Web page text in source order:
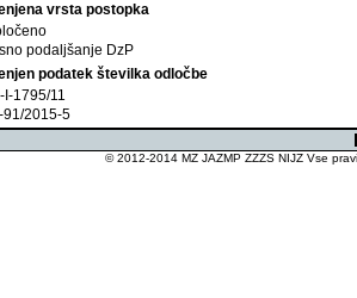
vrsta postopka
podaljšanje DzP
podatek številka odločbe
I-1795/11
91/2015-5
© 2012-2014 MZ JAZMP ZZZS NIJZ Vse